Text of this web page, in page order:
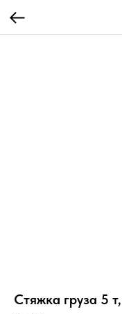
Стяжка груза 5